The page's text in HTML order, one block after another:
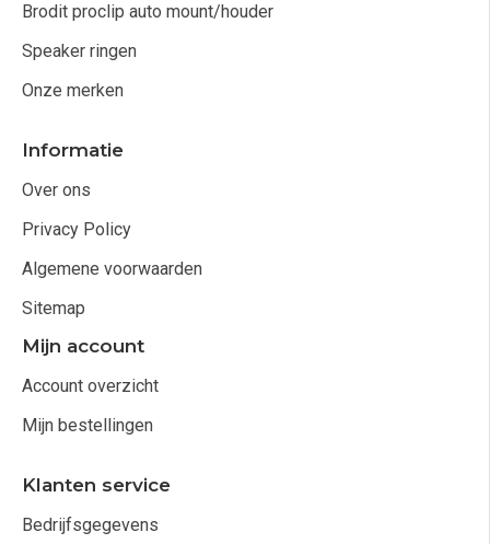
Brodit proclip auto mount/houder
Speaker ringen
Onze merken
Informatie
Over ons
Privacy Policy
Algemene voorwaarden
Sitemap
Mijn account
Account overzicht
Mijn bestellingen
Klanten service
Bedrijfsgegevens